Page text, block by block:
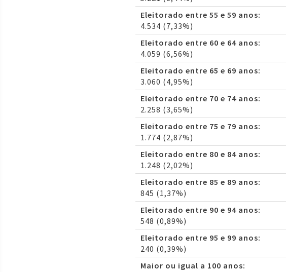
Eleitorado entre 55 e 59 anos:
4.534 (7,33%)
Eleitorado entre 60 e 64 anos:
4.059 (6,56%)
Eleitorado entre 65 e 69 anos:
3.060 (4,95%)
Eleitorado entre 70 e 74 anos:
2.258 (3,65%)
Eleitorado entre 75 e 79 anos:
1.774 (2,87%)
Eleitorado entre 80 e 84 anos:
1.248 (2,02%)
Eleitorado entre 85 e 89 anos:
845 (1,37%)
Eleitorado entre 90 e 94 anos:
548 (0,89%)
Eleitorado entre 95 e 99 anos:
240 (0,39%)
Maior ou igual a 100 anos: